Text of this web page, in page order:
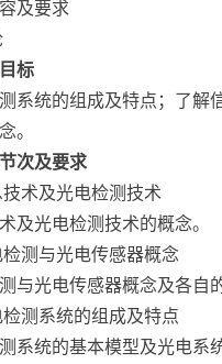
及要求
标
系统的组成及特点；了解
。
次及要求
术及光电检测技术
及光电检测技术的概念。
测与光电传感器概念
与光电传感器概念及各自
测系统的组成及特点
系统的基本模型及光电系